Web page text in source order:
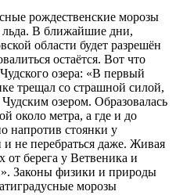
рождественские морозы
В ближайшие дни,
области будет разрешён
остаётся. Вот что
озера: «В первый
трещал со страшной силой,
озером. Образовалась
около метра, а где и до
напротив стоянки у
не перебраться даже. Живая
берега у Ветвеника и
Законы физики и природы
морозы